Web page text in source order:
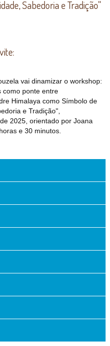
Sabedoria e Tradição"
vai dinamizar o workshop:
como ponte entre
Himalaya como Símbolo de
e Tradição",
2025, orientado por Joana
e 30 minutos.